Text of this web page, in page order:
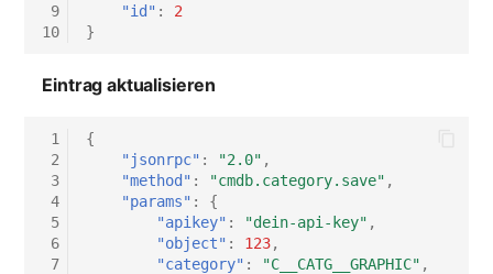
9
10
"id" :
2
}
Eintrag aktualisieren
1
2
3
4
5
6
7
{
"jsonrpc" : "2.0" ,
"method" : "cmdb.category.save" ,
"params" :
{
"apikey" : "dein-api-key" ,
"object" : 123,
"category" : "C__CATG__GRAPHIC" ,